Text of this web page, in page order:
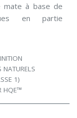
mate à base de
en partie
NATURELS
1)
HQE™